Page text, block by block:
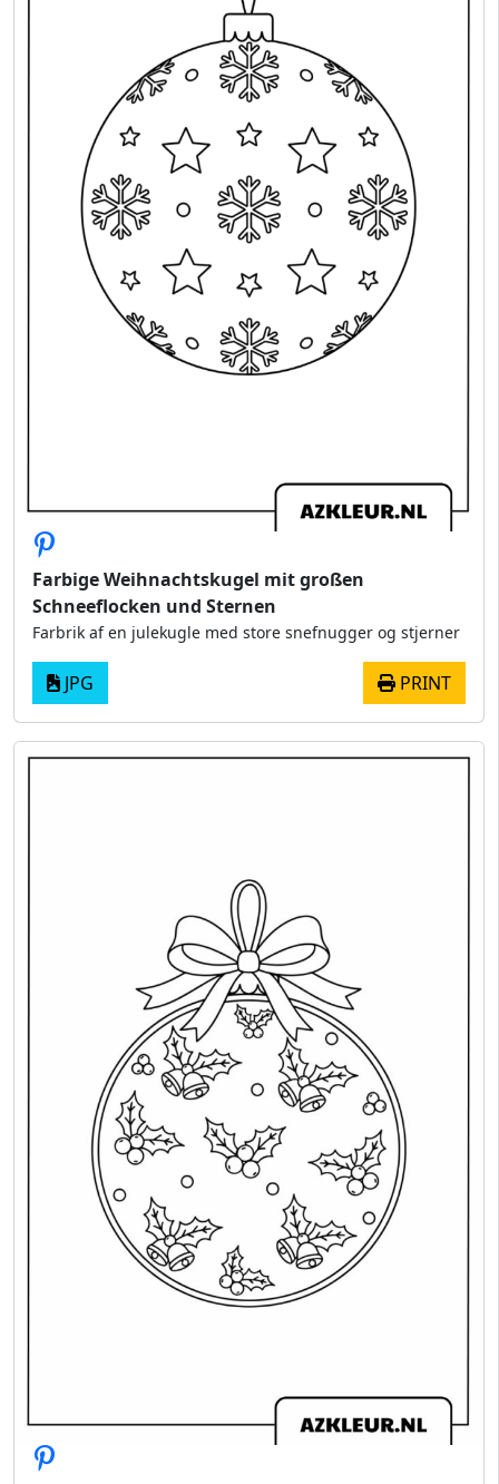
Farbige Weihnachtskugel mit großen
Schneeflocken und Sternen
Farbrik af en julekugle med store snefnugger og stjerner
JPG PRINT